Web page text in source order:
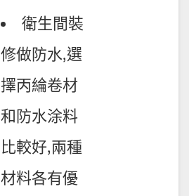
衛生間裝
修做防水,選
擇丙綸卷材
和防水涂料
比較好,兩種
材料各有優